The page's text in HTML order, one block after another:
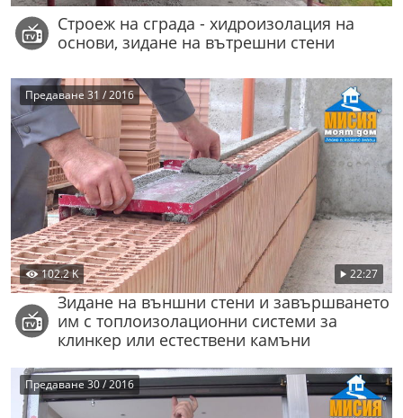
Строеж на сграда - хидроизолация на
основи, зидане на вътрешни стени
102.2 K 22:27
Предаване 31 / 2016
Зидане на външни стени и завършването
им с топлоизолационни системи за
клинкер или естествени камъни
Предаване 30 / 2016